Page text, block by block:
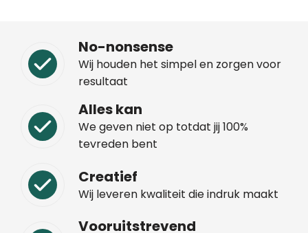
No-nonsense
Wij houden het simpel en zorgen voor
resultaat
Alles kan
We geven niet op totdat jij 100%
tevreden bent
Creatief
Wij leveren kwaliteit die indruk maakt
Vooruitstrevend